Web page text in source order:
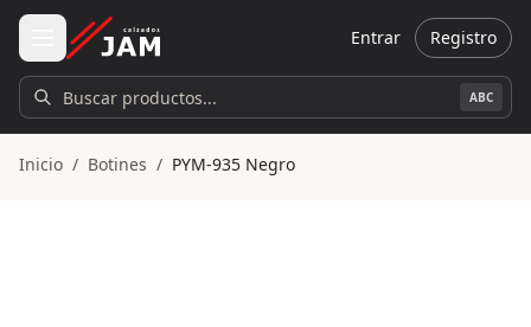
Ir al contenido principal
Entrar Registro
Buscar productos... ABC
Inicio / Botines / PYM-935 Negro